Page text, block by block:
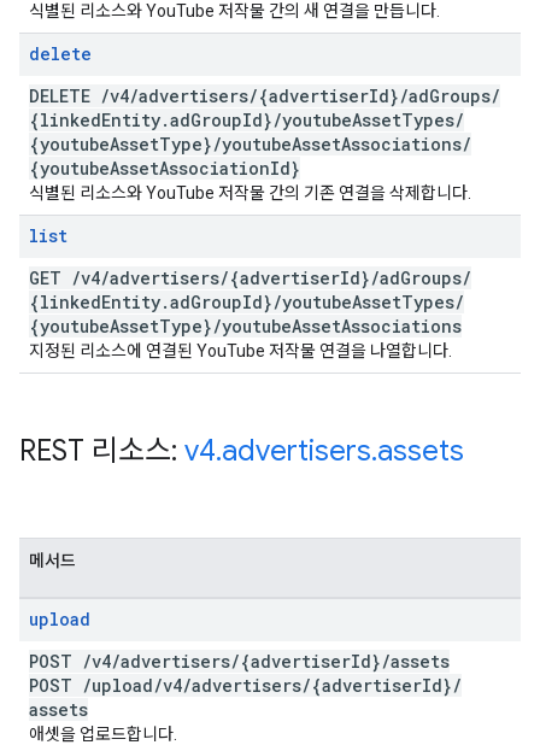
식별된 리소스와 YouTube 저작물 간의 새 연결을 만듭니다.
delete
DELETE /v4/advertisers/{advertiserId}/adGroups/
{linkedEntity.adGroupId}/youtubeAssetTypes/
{youtubeAssetType}/youtubeAssetAssociations/
{youtubeAssetAssociationId}
식별된 리소스와 YouTube 저작물 간의 기존 연결을 삭제합니다.
list
GET /v4/advertisers/{advertiserId}/adGroups/
{linkedEntity.adGroupId}/youtubeAssetTypes/
{youtubeAssetType}/youtubeAssetAssociations
지정된 리소스에 연결된 YouTube 저작물 연결을 나열합니다.
REST 리소스: v4.advertisers.assets
메서드
upload
POST /v4/advertisers/{advertiserId}/assets
POST /upload/v4/advertisers/{advertiserId}/
assets
애셋을 업로드합니다.